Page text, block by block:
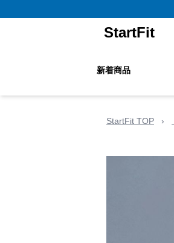
StartFit
新着商品
StartFit TOP ›